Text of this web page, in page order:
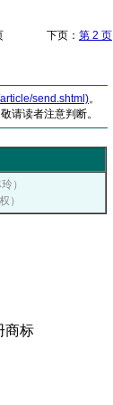
下页： 第 2 页
send.shtml)。
请读者注意判断。
）
）
商标